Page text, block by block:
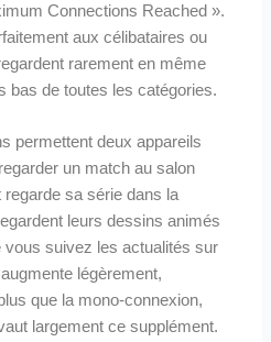
Connections Reached ».
aux célibataires ou
rarement en même
bas de toutes les catégories.
permettent deux appareils
un match au salon
regarde sa série dans la
leurs dessins animés
vous suivez les actualités sur
légèrement,
que la mono-connexion,
largement ce supplément.